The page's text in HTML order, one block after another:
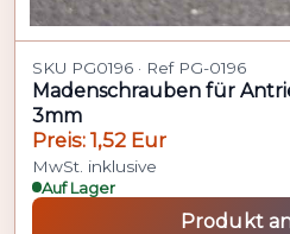
SKU PG0196 · Ref PG-0196
Madenschrauben für
3mm
Preis: 1,52 Eur
MwSt. inklusive
Auf Lager
Produkt